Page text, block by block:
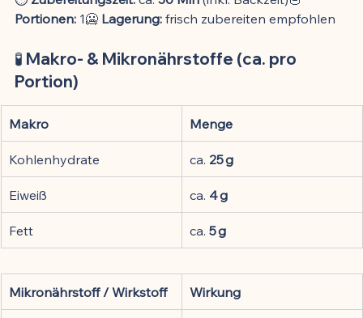
Portionen: 1🥶 Lagerung: frisch zubereiten empfohlen
🧪 Makro- & Mikronährstoffe (ca. pro
Portion)
Makro Menge
Kohlenhydrate ca. 25 g
Eiweiß ca. 4 g
Fett ca. 5 g
Mikronährstoff / Wirkstoff Wirkung